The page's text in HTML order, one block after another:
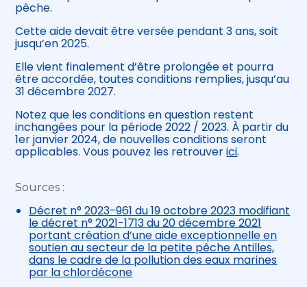
pêche.
Cette aide devait être versée pendant 3 ans, soit
jusqu’en 2025.
Elle vient finalement d’être prolongée et pourra
être accordée, toutes conditions remplies, jusqu’au
31 décembre 2027.
Notez que les conditions en question restent
inchangées pour la période 2022 / 2023. À partir du
1er janvier 2024, de nouvelles conditions seront
applicables. Vous pouvez les retrouverici.
Sources :
Décret n° 2023-961 du 19 octobre 2023 modifiant
le décret n° 2021-1713 du 20 décembre 2021
portant création d’une aide exceptionnelle en
soutien au secteur de la petite pêche Antilles,
dans le cadre de la pollution des eaux marines
par la chlordécone